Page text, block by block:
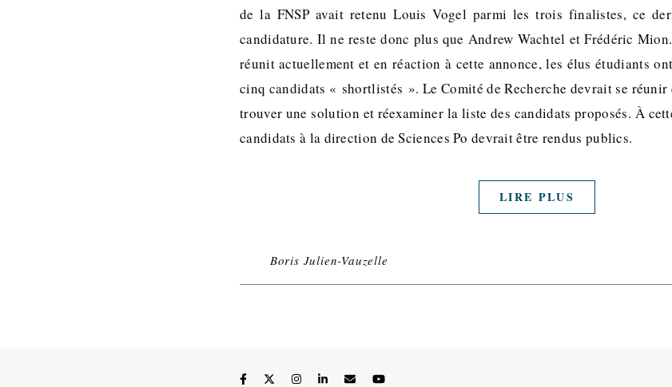
de la FNSP avait retenu Louis Vogel parmi les trois finalistes, ce
candidature. Il ne reste donc plus que Andrew Wachtel et Frédéric
réunit actuellement et en réaction à cette annonce, les élus étudiants
cinq candidats « shortlistés ». Le Comité de Recherche devrait se
trouver une solution et réexaminer la liste des candidats proposés. À
candidats à la direction de Sciences Po devrait être rendus publics.
LIRE PLUS
Boris Julien-Vauzelle